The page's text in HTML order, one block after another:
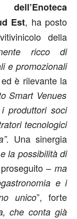
Est, ha posto
della
ricco di
e promozionali
è rilevante la
Smart Venues
produttori soci
tecnologici
Una sinergia
la possibilità di
– ma
e i
unico”, forte
che conta già